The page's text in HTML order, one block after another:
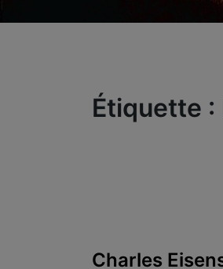
Étiquette :
Charles